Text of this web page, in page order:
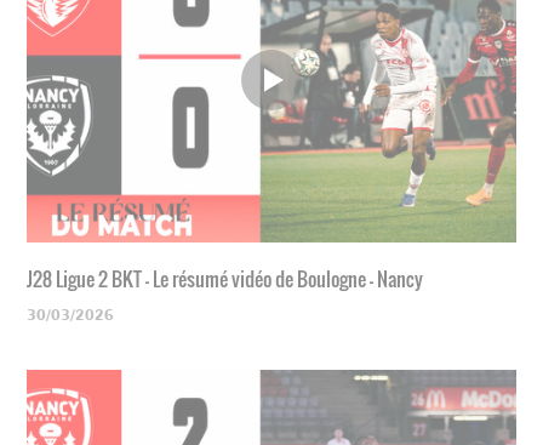
J28 Ligue 2 BKT - Le résumé vidéo de Boulogne - Nancy
30/03/2026